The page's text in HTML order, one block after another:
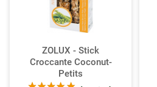
ZOLUX - Stick
Croccante Coconut-
Petits